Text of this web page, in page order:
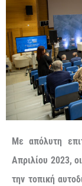
Με απόλυτη
Απριλίου 2023,
την τοπική